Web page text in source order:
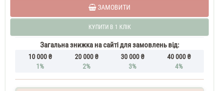
Opium
Illusion
ЗАМОВИТИ
КУПИТИ В 1 КЛІК
Загальна знижка на сайті для замовлень від:
10 000 ₴
1%
20 000 ₴
2%
30 000 ₴
3%
40 000 ₴
4%